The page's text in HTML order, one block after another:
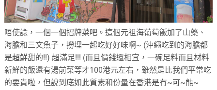
唔使諗，一個一個招牌菜吧。這個元祖海葡萄飯加了山藥、
海膽和三文魚子，撈埋一起吃好好味啊~ (沖繩吃到的海膽都
是超鮮甜的!!) 超滿足!!! (而且價錢還相宜，一碗足料而且材料
新鮮的飯還有湯前菜等才100港元左右，雖然是比我們平常吃
的要貴啦，但說到底如此質素和份量在香港是冇~可~能~